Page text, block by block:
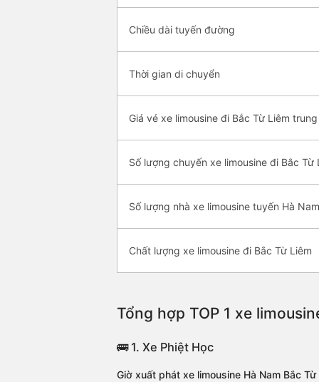
Chiều dài tuyến đường
Thời gian di chuyển
Giá vé xe limousine đi Bắc Từ Liêm
Số lượng chuyến xe limousine đi Bắc Từ
Số lượng nhà xe limousine tuyến Hà
Chất lượng xe limousine đi Bắc Từ Liêm
Tổng hợp TOP 1 xe
🚌 1. Xe Phiệt Học
Giờ xuất phát xe limousine Hà Nam Bắc